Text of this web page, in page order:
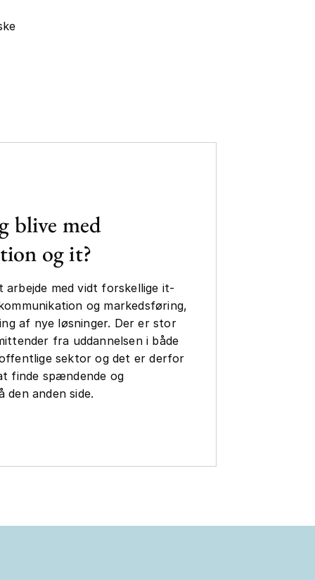
blive med
og it?
arbejde med vidt forskellige it-
og markedsføring,
af nye løsninger. Der er stor
fra uddannelsen i både
sektor og det er derfor
finde spændende og
den anden side.